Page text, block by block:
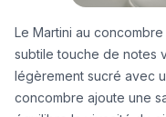
Le Martini au
subtile touche de notes
légèrement sucré avec
concombre ajoute une